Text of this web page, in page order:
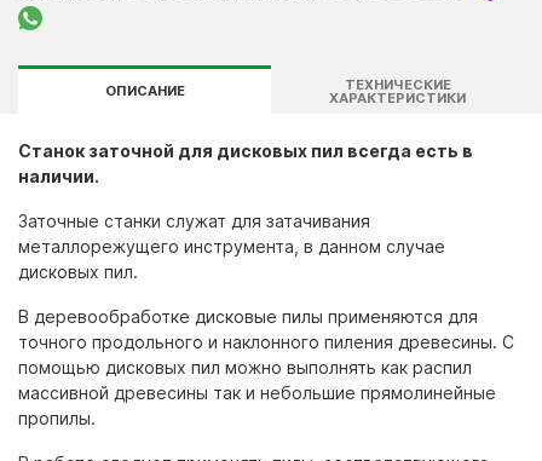
ОПИСАНИЕ ТЕХНИЧЕСКИЕ
ХАРАКТЕРИСТИКИ
Станок заточной для дисковых пил всегда есть в
наличии.
Заточные станки служат для затачивания
металлорежущего инструмента, в данном случае
дисковых пил.
В деревообработке дисковые пилы применяются для
точного продольного и наклонного пиления древесины. С
помощью дисковых пил можно выполнять как распил
массивной древесины так и небольшие прямолинейные
пропилы.